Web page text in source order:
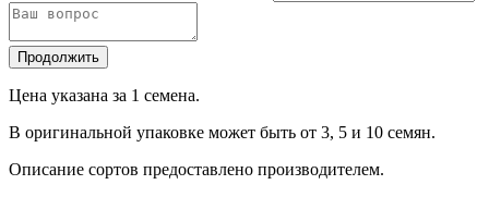
Продолжить
Цена указана за 1 семена.
В оригинальной упаковке может быть от 3, 5 и 10 семян.
Описание сортов предоставлено производителем.